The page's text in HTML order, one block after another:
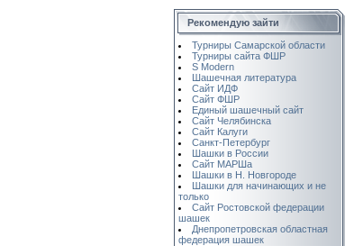
Рекомендую зайти
Турниры Самарской области
Турниры сайта ФШР
S Modern
Шашечная литература
Сайт ИДФ
Сайт ФШР
Единый шашечный сайт
Сайт Челябинска
Сайт Калуги
Санкт-Петербург
Шашки в России
Сайт МАРШа
Шашки в Н. Новгороде
Шашки для начинающих и не
только
Сайт Ростовской федерации
шашек
Днепропетровская областная
федерация шашек